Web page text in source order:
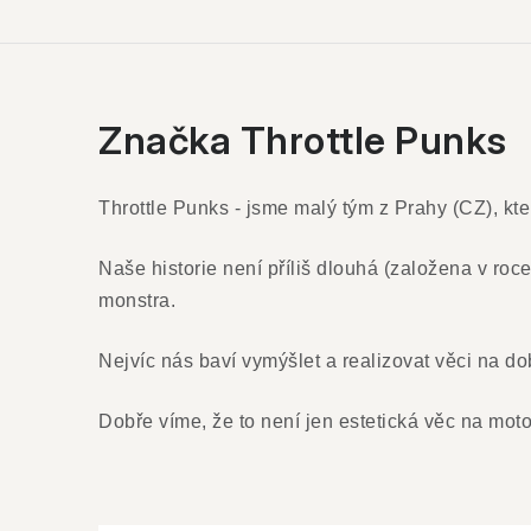
Značka Throttle Punks
Throttle Punks - jsme malý tým z Prahy (CZ),
Naše historie není příliš dlouhá (založena v
monstra.
Nejvíc nás baví vymýšlet a realizovat věci na
Dobře víme, že to není jen estetická věc na